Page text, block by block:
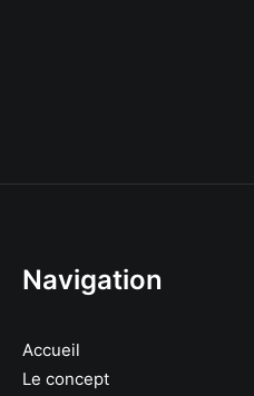
Navigation
Accueil
Le concept